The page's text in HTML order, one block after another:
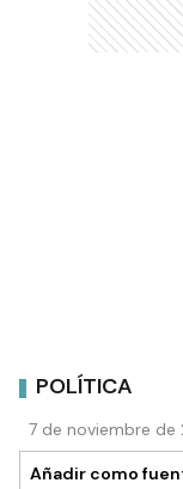
POLÍTICA
7 de noviembre
Añadir como